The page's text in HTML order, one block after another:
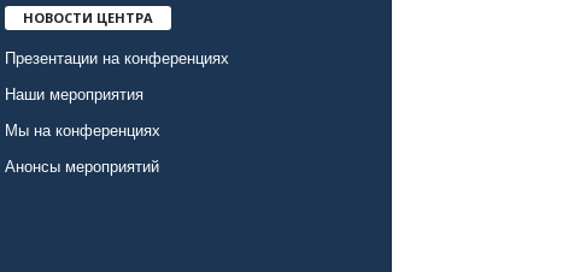
НОВОСТИ ЦЕНТРА
Презентации на конференциях
Наши мероприятия
Мы на конференциях
Анонсы мероприятий